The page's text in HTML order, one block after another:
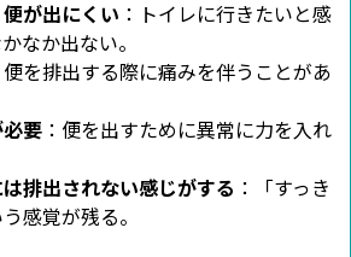
が出にくい ：トイレに行きたいと感
なか出ない。
便を排出する際に痛みを伴うことがあ
要 ：便を出すために異常に力を入れ
排出されない感じがする ：「すっき
感覚が残る。